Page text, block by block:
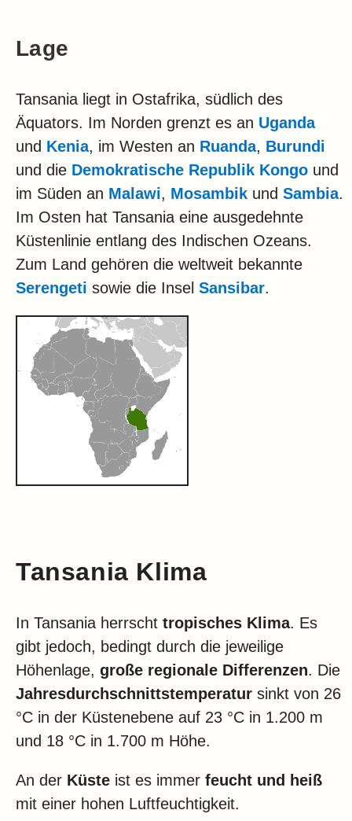
Lage
Tansania liegt in Ostafrika, südlich des
Äquators. Im Norden grenzt es an Uganda
und Kenia, im Westen an Ruanda, Burundi
und die Demokratische Republik Kongo und
im Süden an Malawi, Mosambik und Sambia.
Im Osten hat Tansania eine ausgedehnte
Küstenlinie entlang des Indischen Ozeans.
Zum Land gehören die weltweit bekannte
Serengeti sowie die Insel Sansibar.
Tansania Klima
In Tansania herrscht tropisches Klima. Es
gibt jedoch, bedingt durch die jeweilige
Höhenlage, große regionale Differenzen. Die
Jahresdurchschnittstemperatur sinkt von 26
°C in der Küstenebene auf 23 °C in 1.200 m
und 18 °C in 1.700 m Höhe.
An der Küste ist es immer feucht und heiß
mit einer hohen Luftfeuchtigkeit.